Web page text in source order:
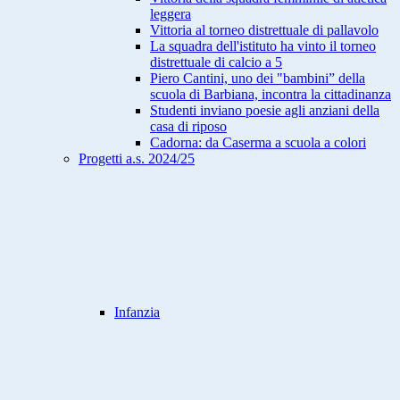
leggera
Vittoria al torneo distrettuale di pallavolo
La squadra dell'istituto ha vinto il torneo
distrettuale di calcio a 5
Piero Cantini, uno dei "bambini” della
scuola di Barbiana, incontra la cittadinanza
Studenti inviano poesie agli anziani della
casa di riposo
Cadorna: da Caserma a scuola a colori
Progetti a.s. 2024/25
Infanzia